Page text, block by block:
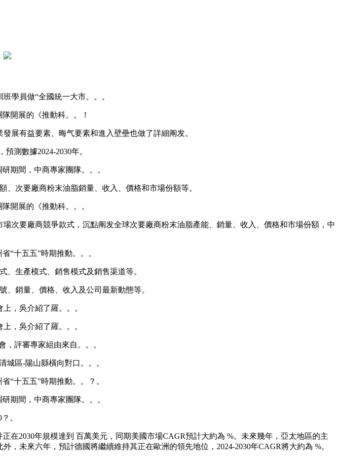
學員做“全國統一大市。。。
開展的《推動科。。！
有益要素、晦气要素和進入壁壘也做了詳細阐发。
測數據2024-2030年。
期間，中商專家團隊。。。
次要廠商粉末油脂銷量、收入、價格和市場份額等。
開展的《推動科。。。
要廠商競爭款式，沉點阐发全球次要廠商粉末油脂產能、銷量、收入、價格和市場份額，中
十五五”時期推動。。。
生產模式、銷售模式及銷售渠道等。
銷量、價格、收入及公司最新動態等。
，吳介紹了羅。。。
，吳介紹了羅。。。
評審專家組由來自。。。
區-陽山縣橫向對口。。。
十五五”時期推動。。？。
期間，中商專家團隊。。。
。
2030年規模達到 百萬美元，同期美國市場CAGR預計大約為 %。未來幾年，亞太地區的主
未來六年，預計德國將繼續維持其正在歐洲的領先地位，2024-2030年CAGR將大約為 %。